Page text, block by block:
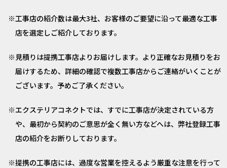
工事店の紹介数は最大3社、お客様のご要望に沿って最適な工事
店を選定しご紹介しております。
見積りは提携工事店よりお届けします。より正確なお見積りをお
届けするため、詳細の確認で複数工事店からご連絡がいくことが
ございます。予めご了承ください。
エクステリアコネクトでは、すでに工事店が決定されている方
や、最初から契約のご意思が全く無い方などへは、弊社登録工事
店の紹介をお断りしております。
提携の工事店には、過度な営業を控えるよう厳重な注意を行って